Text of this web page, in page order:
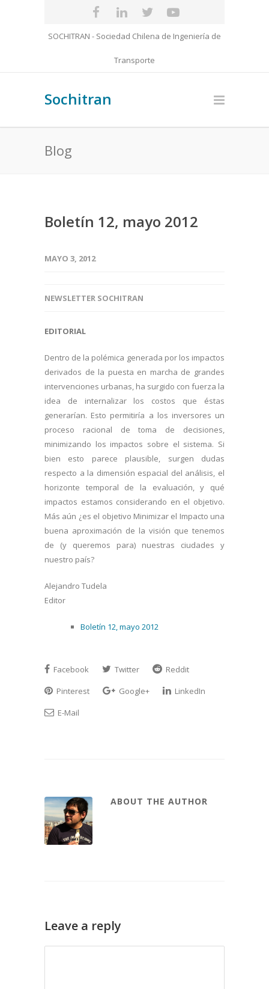
SOCHITRAN - Sociedad Chilena de Ingeniería de
Transporte
Sochitran
Blog
Boletín 12, mayo 2012
MAYO 3, 2012
NEWSLETTER SOCHITRAN
EDITORIAL
Dentro de la polémica generada por los impactos
derivados de la puesta en marcha de grandes
intervenciones urbanas, ha surgido con fuerza la
idea de internalizar los costos que éstas
generarían. Esto permitiría a los inversores un
proceso racional de toma de decisiones,
minimizando los impactos sobre el sistema. Si
bien esto parece plausible, surgen dudas
respecto a la dimensión espacial del análisis, el
horizonte temporal de la evaluación, y qué
impactos estamos considerando en el objetivo.
Más aún ¿es el objetivo Minimizar el Impacto una
buena aproximación de la visión que tenemos
de (y queremos para) nuestras ciudades y
nuestro país?
Alejandro Tudela
Editor
Boletín 12, mayo 2012
Facebook Twitter
Reddit
Pinterest
Google+
LinkedIn
E-Mail
ABOUT THE AUTHOR
Leave a reply